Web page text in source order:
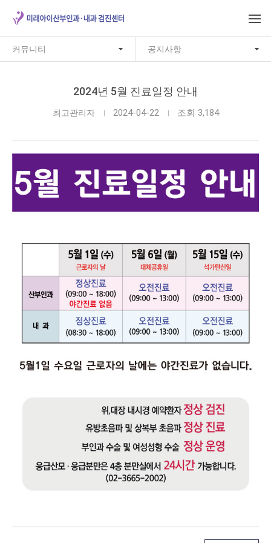
커뮤니티 공지사항
2024년 5월 진료일정 안내
최고관리자 2024-04-22 조회 3,184